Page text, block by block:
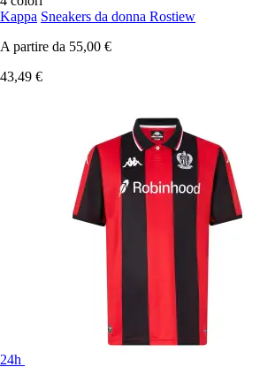
Kappa Sneakers da donna Rostiew
A partire da 55,00 €
43,49 €
24h